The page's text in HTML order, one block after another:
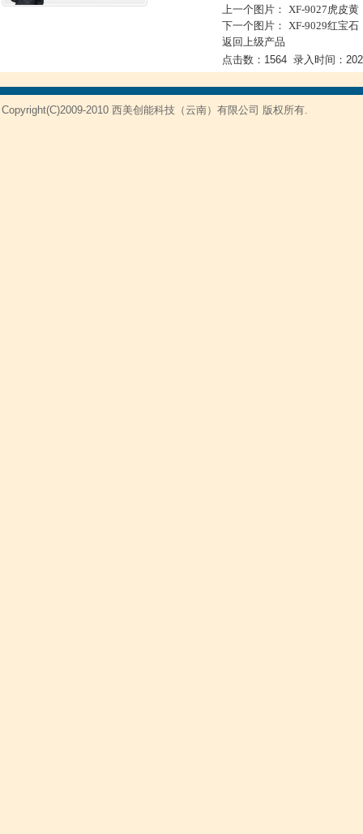
上一个图片： XF-9027虎皮黄
下一个图片： XF-9029红宝石
返回上级产品
点击数：1564 录入时间：
Copyright(C)2009-2010 西美创能科技（云南）有限公司 版权所有.